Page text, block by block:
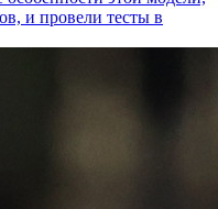
и провели тесты в